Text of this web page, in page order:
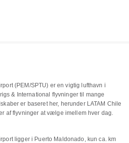
(PEM/SPTU) er en vigtig lufthavn i
& International flyvninger til mange
er baseret her, herunder LATAM Chile
af flyvninger at vælge imellem hver dag.
ligger i Puerto Maldonado, kun ca. km